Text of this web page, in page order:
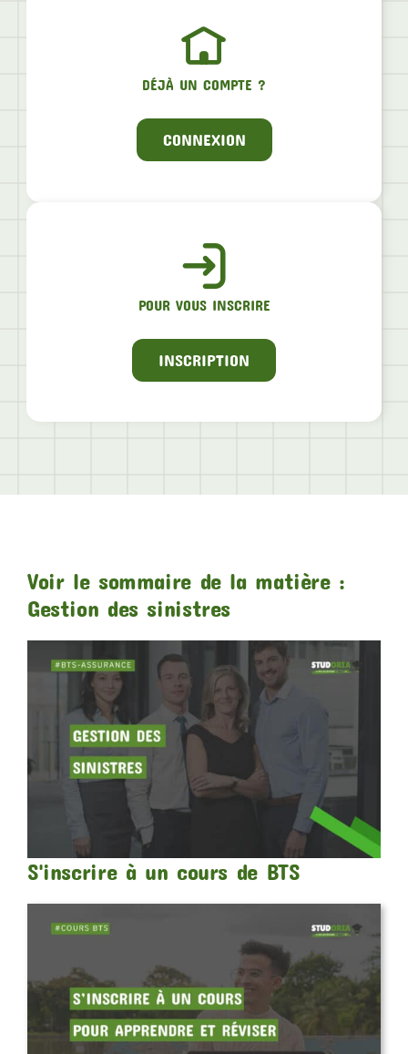
DÉJÀ UN COMPTE ?
CONNEXION
POUR VOUS INSCRIRE
INSCRIPTION
Voir le sommaire de la matière :
Gestion des sinistres
S'inscrire à un cours de BTS